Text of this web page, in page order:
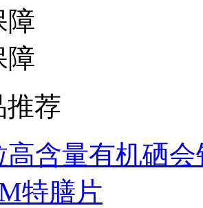
障
障
推荐
高含量有机硒会
特膳片